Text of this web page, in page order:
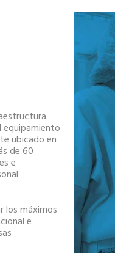
equipamiento
ubicado en
de 60
e
los máximos
e